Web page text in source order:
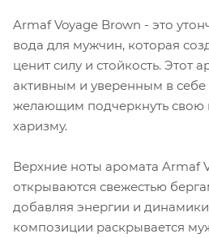
Armaf Voyage Brown - это
вода для мужчин, которая
ценит силу и стойкость. Этот
активным и уверенным в
желающим подчеркнуть свою
харизму.
Верхние ноты аромата Armaf
открываются свежестью
добавляя энергии и
композиции раскрывается